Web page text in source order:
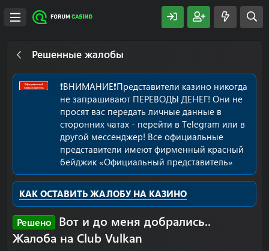
Решенные жалобы
❗️ВНИМАНИЕ❗️Представители казино никогда
не запрашивают ПЕРЕВОДЫ ДЕНЕГ! Они не
просят вас передать личные данные в
сторонних чатах - перейти в Telegram или в
другой мессенджер! Все официальные
представители имеют фирменный красный
бейджик «Официальный представитель»
КАК ОСТАВИТЬ ЖАЛОБУ НА КАЗИНО
Решено
Вот и до меня добрались..
Жалоба на Club Vulkan